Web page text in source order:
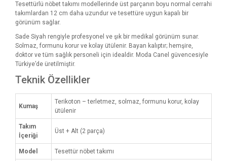
Tesettürlü nöbet takımı modellerinde üst parçanın boyu normal cerrahi
takımlardan 12 cm daha uzundur ve tesettüre uygun kapalı bir
görünüm sağlar.
Sade Siyah rengiyle profesyonel ve şık bir medikal görünüm sunar.
Solmaz, formunu korur ve kolay ütülenir. Bayan kalıptır; hemşire,
doktor ve tüm sağlık personeli için idealdir. Moda Canel güvencesiyle
Türkiye’de üretilmiştir.
Teknik Özellikler
Kumaş
Terikoton – terletmez, solmaz, formunu korur, kolay
ütülenir
Takım
İçeriği
Üst + Alt (2 parça)
Model Tesettür nöbet takımı